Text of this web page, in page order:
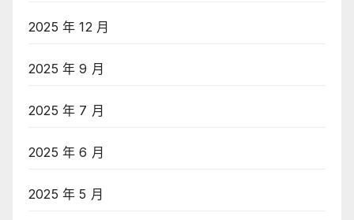
2025 年 12 月
2025 年 9 月
2025 年 7 月
2025 年 6 月
2025 年 5 月